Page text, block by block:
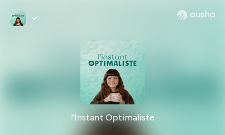
l'Instant Optimaliste